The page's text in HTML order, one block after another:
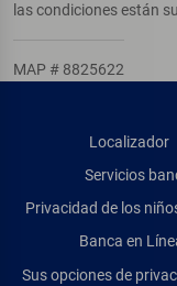
las condiciones están
MAP # 8825622
Localizador
Servicios
Privacidad de los
Banca en
Sus opciones de